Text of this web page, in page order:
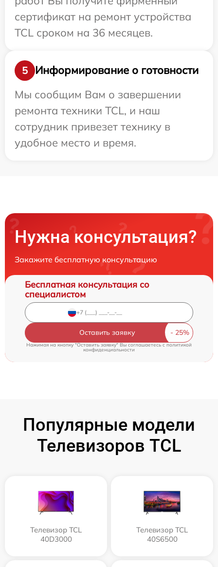
сертификат на ремонт устройства
TCL сроком на 36 месяцев.
5
Информирование о готовности
Мы сообщим Вам о завершении
ремонта техники TCL, и наш
сотрудник привезет технику в
удобное место и время.
Нужна консультация?
Закажите бесплатную консультацию
Бесплатная консультация со
специалистом
Оставить заявку
Нажимая на кнопку "Оставить заявку" Вы соглашаетесь cполитикой
конфиденциальности
Популярные модели
Телевизоров TCL
Телевизор TCL
40D3000
Телевизор TCL
40S6500